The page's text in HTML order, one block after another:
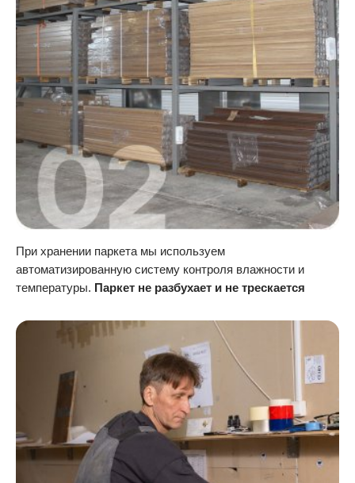
При хранении паркета мы используем
автоматизированную систему контроля влажности и
температуры. Паркет не разбухает и не трескается